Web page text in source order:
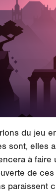
du jeu
sont, elles
à faire
de
paraissent